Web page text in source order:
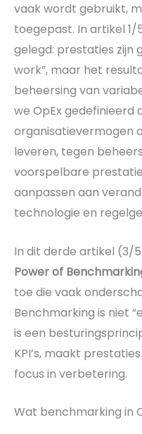
vaak wordt gebruikt,
toegepast. In artikel
gelegd: prestaties zijn
work”, maar het
beheersing van
we OpEx gedefinieerd
organisatievermogen
leveren, tegen
voorspelbare
aanpassen aan
technologie en
In dit derde artikel (3/
Power of
toe die vaak
Benchmarking is niet
is een
KPI’s, maakt
focus in verbetering.
Wat benchmarking in